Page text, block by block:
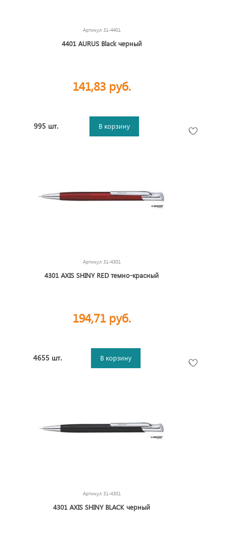
Артикул 31-4401
4401 AURUS Black черный
141,83 руб.
995 шт. В корзину
Артикул 31-4301
4301 AXIS SHINY RED темно-красный
194,71 руб.
4655 шт. В корзину
Артикул 31-4301
4301 AXIS SHINY BLACK черный